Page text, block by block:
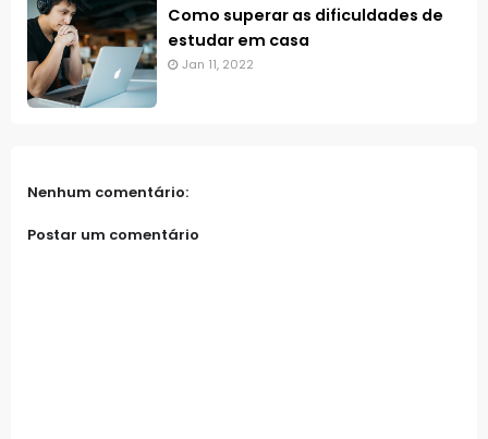
Como superar as dificuldades de
estudar em casa
Jan 11, 2022
Nenhum comentário:
Postar um comentário